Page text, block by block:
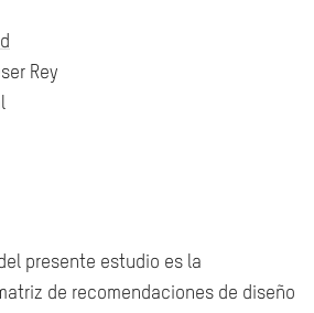
Rey
presente estudio es la
de recomendaciones de diseño